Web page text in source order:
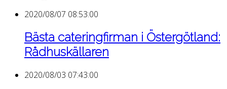
2020/08/07 08:53:00
Bästa cateringfirman i Östergötland:
Rådhuskällaren
2020/08/03 07:43:00